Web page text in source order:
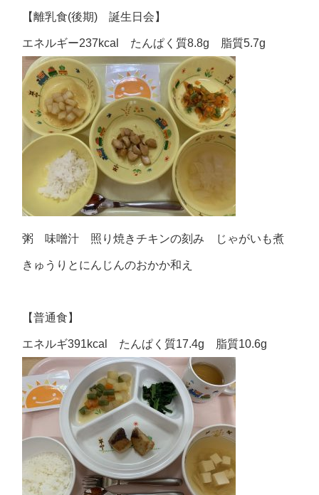
【離乳食(後期) 誕生日会】
エネルギー237kcal たんぱく質8.8g 脂質5.7g
粥 味噌汁 照り焼きチキンの刻み じゃがいも煮
きゅうりとにんじんのおかか和え
【普通食】
エネルギ391kcal たんぱく質17.4g 脂質10.6g